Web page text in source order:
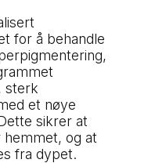
for å behandle
sterk
et nøye
sikrer at
hemmet, og at
fra dypet.